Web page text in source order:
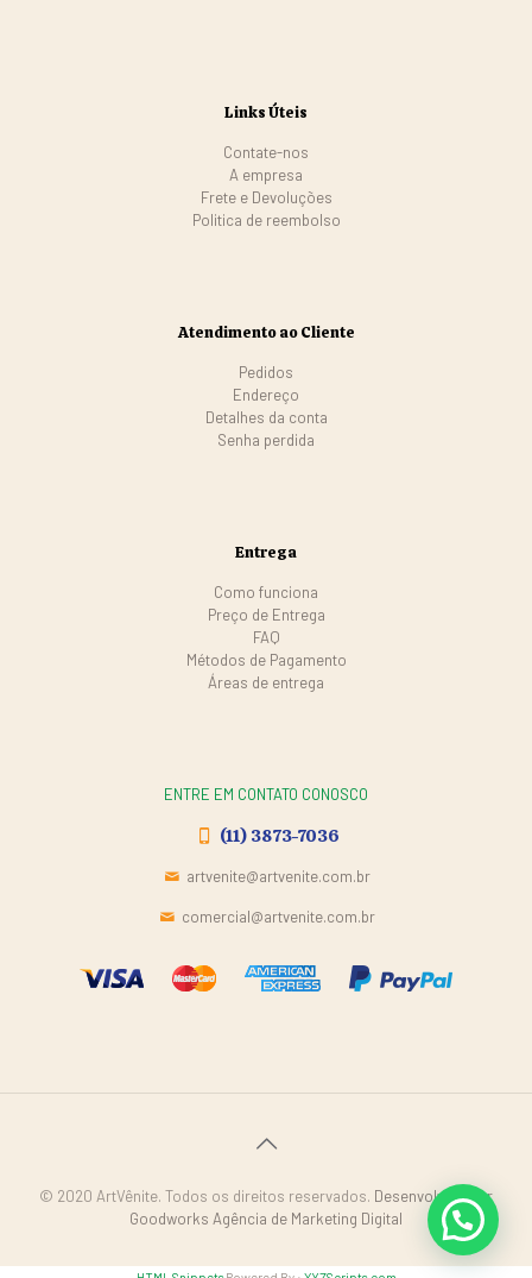
Links Úteis
Contate-nos
A empresa
Frete e Devoluções
Politica de reembolso
Atendimento ao Cliente
Pedidos
Endereço
Detalhes da conta
Senha perdida
Entrega
Como funciona
Preço de Entrega
FAQ
Métodos de Pagamento
Áreas de entrega
ENTRE EM CONTATO CONOSCO
(11) 3873-7036
artvenite@artvenite.com.br
comercial@artvenite.com.br
© 2020 ArtVênite. Todos os direitos reservados. Desenvolvido por
Goodworks Agência de Marketing Digital